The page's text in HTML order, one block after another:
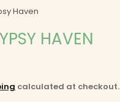
Haven
HAVEN
calculated at checkout.